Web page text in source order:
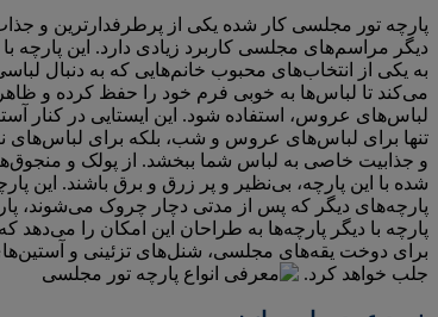
پارچه تور مجلسی کار شده یکی از پرطرفدارترین و
دیگر مراسم‌های مجلسی کاربرد زیادی دارد. این پارچه
به یکی از انتخاب‌های محبوب خانم‌هایی که به دنبال
می‌کند تا لباس‌ها به خوبی فرم خود را حفظ کرده و ظاهر
لباس‌های عروس، استفاده شود. این ایستایی در کنار
تنها برای لباس‌های عروس و شب، بلکه برای لباس‌های
و جذابیت خاصی به لباس شما ببخشد. از پولک و
شده با این پارچه، بی‌نظیر و پر زرق و برق باشند.
پارچه‌های دیگر که پس از مدتی دچار چروک می‌شوند،
پارچه با دیگر پارچه‌ها به طراحان این امکان را
برای دوخت یقه‌های مجلسی، شنل‌های تزئینی و
جلب خواهد کرد.